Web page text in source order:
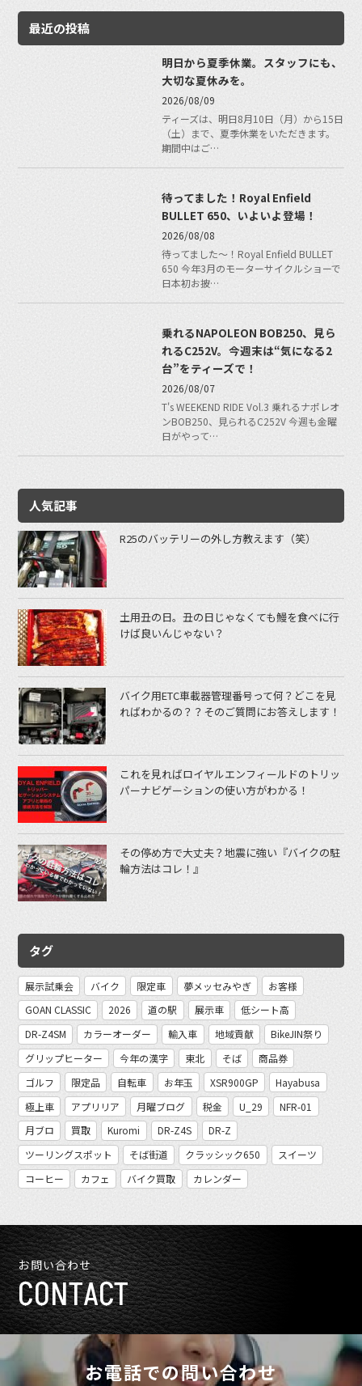
最近の投稿
明日から夏季休業。スタッフにも、
大切な夏休みを。
2026/08/09
ティーズは、明日8月10日（月）から15日
（土）まで、夏季休業をいただきます。
期間中はご…
待ってました！Royal Enfield
BULLET 650、いよいよ登場！
2026/08/08
待ってました〜！Royal Enfield BULLET
650 今年3月のモーターサイクルショーで
日本初お披…
乗れるNAPOLEON BOB250、見ら
れるC252V。今週末は“気になる2
台”をティーズで！
2026/08/07
T's WEEKEND RIDE Vol.3 乗れるナポレオ
ンBOB250、見られるC252V 今週も金曜
日がやって…
人気記事
R25のバッテリーの外し方教えます（笑）
土用丑の日。丑の日じゃなくても鰻を食べに行
けば良いんじゃない？
バイク用ETC車載器管理番号って何？どこを見
ればわかるの？？そのご質問にお答えします！
これを見ればロイヤルエンフィールドのトリッ
パーナビゲーションの使い方がわかる！
その停め方で大丈夫？地震に強い『バイクの駐
輪方法はコレ！』
タグ
展示試乗会 バイク 限定車 夢メッセみやぎ
お客様
GOAN CLASSIC
2026 道の駅 展示車
低シート高
DR-Z4SM
カラーオーダー 輸入車 地域貢献
BikeJIN祭り
グリップヒーター
今年の漢字 東北 そば
商品券
ゴルフ
限定品 自転車 お年玉 XSR900GP
Hayabusa
極上車
アプリリア 月曜ブログ 税金 U_29
NFR-01
月ブロ
買取 Kuromi DR-Z4S
DR-Z
ツーリングスポット
そば街道 クラッシック650
スイーツ
コーヒー
カフェ バイク買取 カレンダー
お問い合わせ
CONTACT
お電話での問い合わせ